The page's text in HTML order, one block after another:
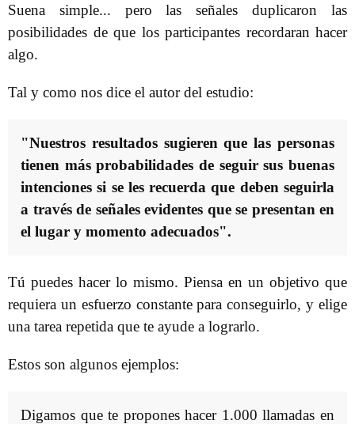
Suena simple... pero las señales duplicaron las
posibilidades de que los participantes recordaran hacer
algo.
Tal y como nos dice el autor del estudio:
"Nuestros resultados sugieren que las personas
tienen más probabilidades de seguir sus buenas
intenciones si se les recuerda que deben seguirla
a través de señales evidentes que se presentan en
el lugar y momento adecuados".
Tú puedes hacer lo mismo. Piensa en un objetivo que
requiera un esfuerzo constante para conseguirlo, y elige
una tarea repetida que te ayude a lograrlo.
Estos son algunos ejemplos:
Digamos que te propones hacer 1.000 llamadas en